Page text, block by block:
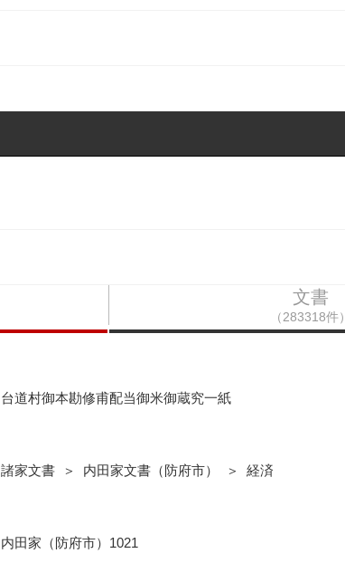
文書
（283318件）
台道村御本勘修甫配当御米御蔵究一紙
諸家文書 ＞ 内田家文書（防府市） ＞ 経済
内田家（防府市）1021